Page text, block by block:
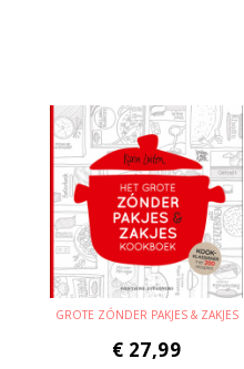
GROTE ZÓNDER PAKJES & ZAKJES
€ 27,99